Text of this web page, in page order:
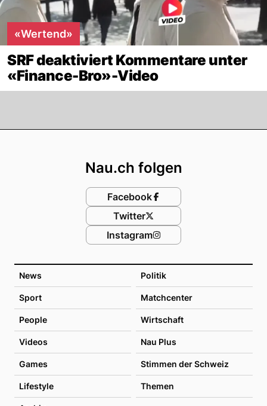
«Wertend»
SRF deaktiviert Kommentare unter
«Finance-Bro»-Video
News Politik
Sport Matchcenter
People Wirtschaft
Videos Nau Plus
Games Stimmen der Schweiz
Lifestyle Themen
Nau.ch folgen
Facebook
Twitter
Instagram